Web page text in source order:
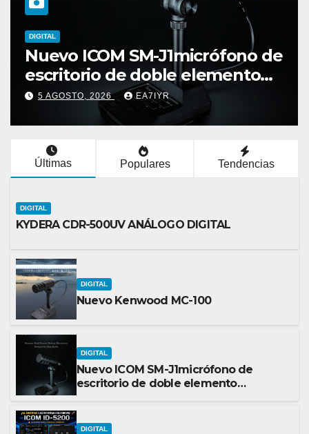
DIGITAL
Nuevo ICOM SM-J1micrófono de
escritorio de doble elemento
premium
5 AGOSTO, 2026 EA7IYR
Últimas Populares Tendencias
DIGITAL
KYDERA CDR-500UV ANÁLOGO DIGITAL
DIGITAL
Nuevo Kenwood MC-100
DIGITAL
Nuevo ICOM SM-J1micrófono de
escritorio de doble elemento
DIGITAL